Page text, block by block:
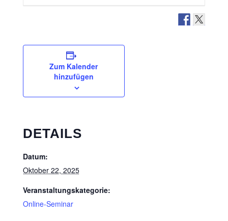
Zum Kalender
hinzufügen
DETAILS
Datum:
Oktober 22, 2025
Veranstaltungskategorie:
Online-Seminar